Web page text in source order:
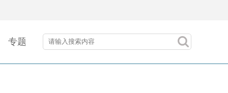
专题